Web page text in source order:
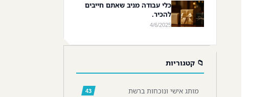
כלי עבודה מניב שאתם חייבים
להכיר.
4/6/2025
📁 קטגוריות
מותג אישי ונוכחות ברשת 43